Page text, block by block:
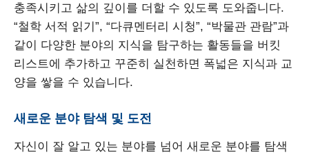
충족시키고 삶의 깊이를 더할 수 있도록 도와줍니다.
“철학 서적 읽기”, “다큐멘터리 시청”, “박물관 관람”과
같이 다양한 분야의 지식을 탐구하는 활동들을 버킷
리스트에 추가하고 꾸준히 실천하면 폭넓은 지식과 교
양을 쌓을 수 있습니다.
새로운 분야 탐색 및 도전
자신이 잘 알고 있는 분야를 넘어 새로운 분야를 탐색